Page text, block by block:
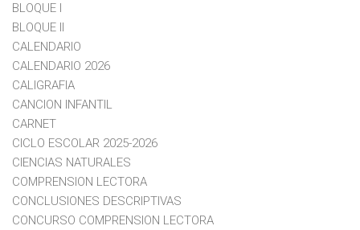
BLOQUE I
BLOQUE II
CALENDARIO
CALENDARIO 2026
CALIGRAFIA
CANCION INFANTIL
CARNET
CICLO ESCOLAR 2025-2026
CIENCIAS NATURALES
COMPRENSION LECTORA
CONCLUSIONES DESCRIPTIVAS
CONCURSO COMPRENSION LECTORA